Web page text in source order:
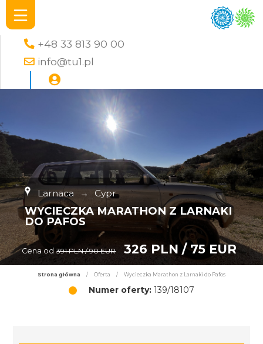
+48 33 813 90 00
info@tu1.pl
Larnaca → Cypr
WYCIECZKA MARATHON Z LARNAKI
DO PAFOS
Cena od 391 PLN / 90 EUR 326 PLN / 75 EUR
Strona główna / Oferta / Wycieczka Marathon z Larnaki do Pafos
Numer oferty: 139/18107